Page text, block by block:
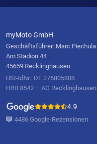
myMoto GmbH
Geschäftsführer: Marc Piechula
Am Stadion 44
45659 Recklinghausen
USt-IdNr.: DE 276805808
HRB 8542 – AG Recklinghausen
4.9
4486 Google-Rezensionen